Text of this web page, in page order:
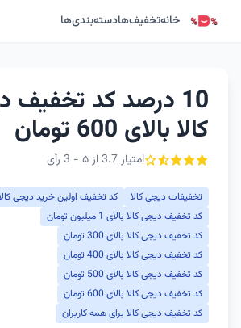
خانهتخفیف‌هادسته‌بندی‌ها
10 درصد کد تخفیف
کالا بالای 600 تومان
امتیاز 3.7 از ۵ - 3 رأی
تخفیفات دیجی کالا
کد تخفیف اولین خرید دیجی
کد تخفیف دیجی کالا بالای 1 میلیون تومان
کد تخفیف دیجی کالا بالای 300 تومان
کد تخفیف دیجی کالا بالای 400 تومان
کد تخفیف دیجی کالا بالای 500 تومان
کد تخفیف دیجی کالا بالای 600 تومان
کد تخفیف دیجی کالا برای همه کاربران